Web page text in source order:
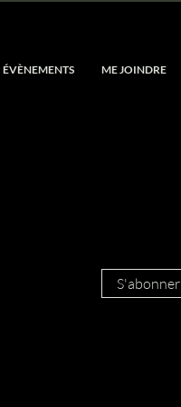
ÉVÈNEMENTS ME JOINDRE
S'abonner